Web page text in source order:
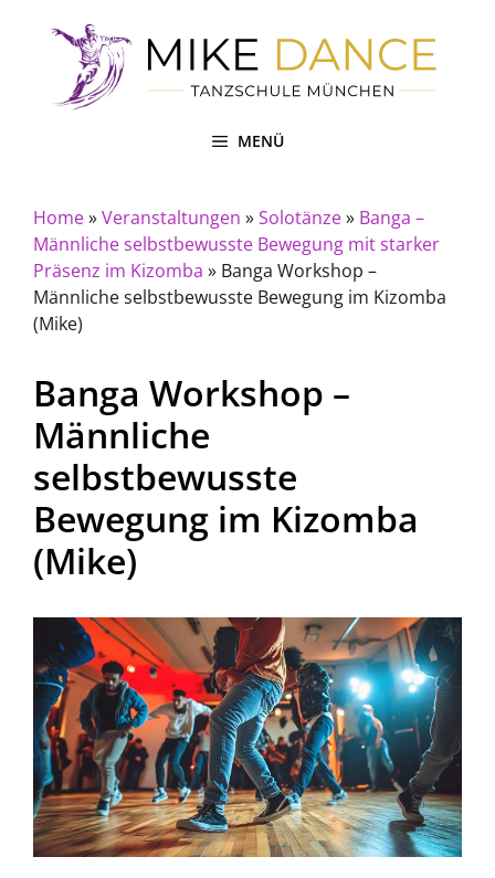
MENÜ
Home»Veranstaltungen »Solotänze» Banga –
Männliche selbstbewusste Bewegung mit starker
Präsenz im Kizomba » Banga Workshop –
Männliche selbstbewusste Bewegung im Kizomba
(Mike)
Banga Workshop –
Männliche
selbstbewusste
Bewegung im Kizomba
(Mike)